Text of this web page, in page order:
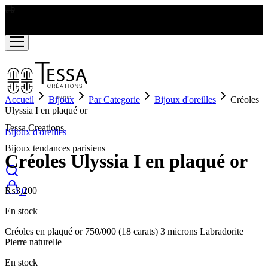
Tessa Creations
Bijoux tendances parisiens
0
Accueil Bijoux Par Categorie Bijoux d'oreilles
Créoles
Ulyssia I en plaqué or
Bijoux d'oreilles
Créoles Ulyssia I en plaqué or
₨3,200
En stock
Créoles en plaqué or 750/000 (18 carats) 3 microns Labradorite
Pierre naturelle
En stock